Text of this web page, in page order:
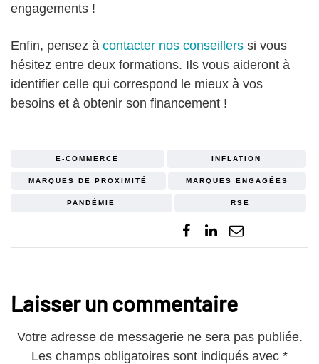
engagements !
Enfin, pensez à contacter nos conseillers si vous
hésitez entre deux formations. Ils vous aideront à
identifier celle qui correspond le mieux à vos
besoins et à obtenir son financement !
E-COMMERCE INFLATION
MARQUES DE PROXIMITÉ MARQUES ENGAGÉES
PANDÉMIE RSE
Laisser un commentaire
Votre adresse de messagerie ne sera pas publiée.
Les champs obligatoires sont indiqués avec *